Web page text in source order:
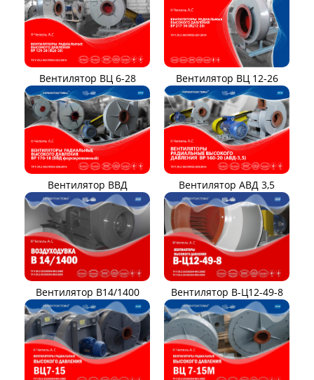
Вентилятор ВЦ 6-28 Вентилятор ВЦ 12-26
Вентилятор ВВД Вентилятор АВД 3,5
Вентилятор В14/1400 Вентилятор В-Ц12-49-8